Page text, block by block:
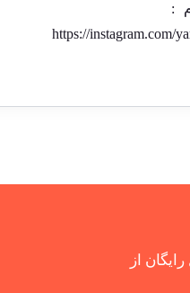
:
https://instagram.com/
از